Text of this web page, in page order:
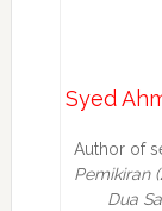
Syed
Author of
Pemikiran
Dua